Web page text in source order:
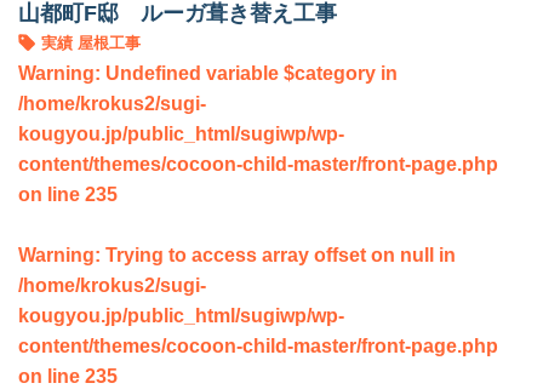
山都町F邸 ルーガ葺き替え工事
実績 屋根工事
Warning: Undefined variable $category in
/home/krokus2/sugi-
kougyou.jp/public_html/sugiwp/wp-
content/themes/cocoon-child-master/front-page.php
on line 235
Warning: Trying to access array offset on null in
/home/krokus2/sugi-
kougyou.jp/public_html/sugiwp/wp-
content/themes/cocoon-child-master/front-page.php
on line 235